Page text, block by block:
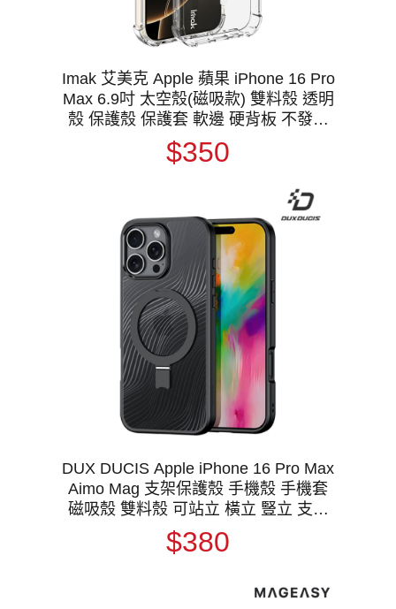
Imak 艾美克 Apple 蘋果 iPhone 16 Pro
Max 6.9吋 太空殼(磁吸款) 雙料殼 透明
殼 保護殼 保護套 軟邊 硬背板 不發黃
支援 MagSafe
$350
DUX DUCIS Apple iPhone 16 Pro Max
Aimo Mag 支架保護殼 手機殼 手機套
磁吸殼 雙料殼 可站立 橫立 豎立 支援
MagSafe
$380